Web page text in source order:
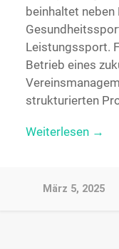
beinhaltet neben
Leistungssport.
Betrieb eines
strukturierten
Weiterlesen →
März 5, 2025